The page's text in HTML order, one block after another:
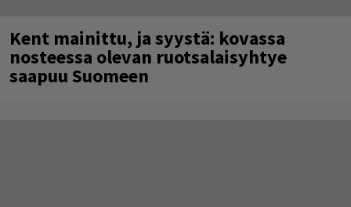
Kent mainittu, ja syystä: kovassa
nosteessa olevan ruotsalaisyhtye
saapuu Suomeen